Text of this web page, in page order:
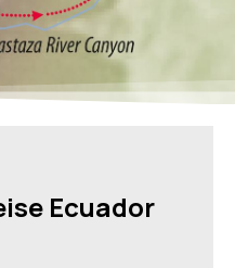
Ecuador